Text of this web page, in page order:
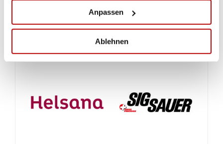
Anpassen
Ablehnen
ALLA GALLERIA